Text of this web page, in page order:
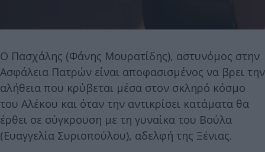
Ο Πασχάλης (Φάνης Μουρατίδης), αστυνόμος στην
Ασφάλεια Πατρών είναι αποφασισμένος να βρει την
αλήθεια που κρύβεται μέσα στον σκληρό κόσμο
του Αλέκου και όταν την αντικρίσει κατάματα θα
έρθει σε σύγκρουση με τη γυναίκα του Βούλα
(Ευαγγελία Συριοπούλου), αδελφή της Ξένιας.